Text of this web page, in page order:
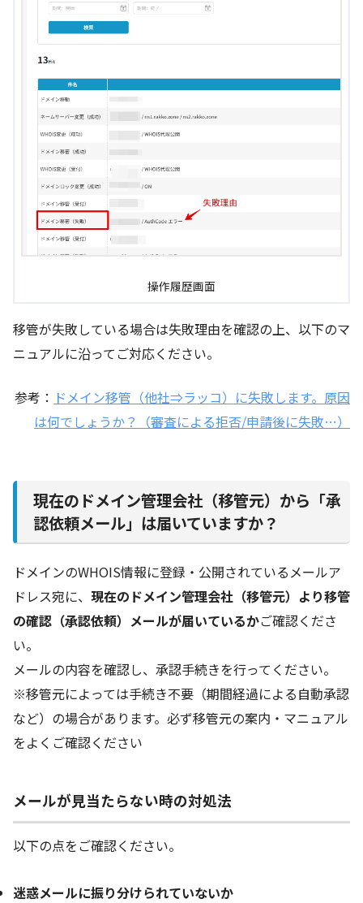
操作履歴画面
移管が失敗している場合は失敗理由を確認の上、以下のマ
ニュアルに沿ってご対応ください。
参考： ドメイン移管（他社⇒ラッコ）に失敗します。原因
は何でしょうか？（審査による拒否/申請後に失敗…）
現在のドメイン管理会社（移管元）から「承
認依頼メール」は届いていますか？
ドメインのWHOIS情報に登録・公開されているメールア
ドレス宛に、 現在のドメイン管理会社（移管元）より移管
の確認（承認依頼）メールが届いているかご確認くださ
い。
メールの内容を確認し、承認手続きを行ってください。
※移管元によっては手続き不要（期間経過による自動承認
など）の場合があります。必ず移管元の案内・マニュアル
をよくご確認ください
メールが見当たらない時の対処法
以下の点をご確認ください。
迷惑メールに振り分けられていないか